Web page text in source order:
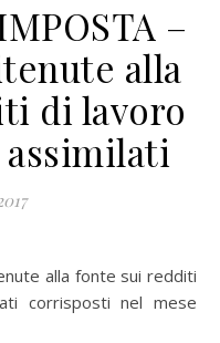
–
alla
di lavoro
alla fonte sui redditi
corrisposti nel mese